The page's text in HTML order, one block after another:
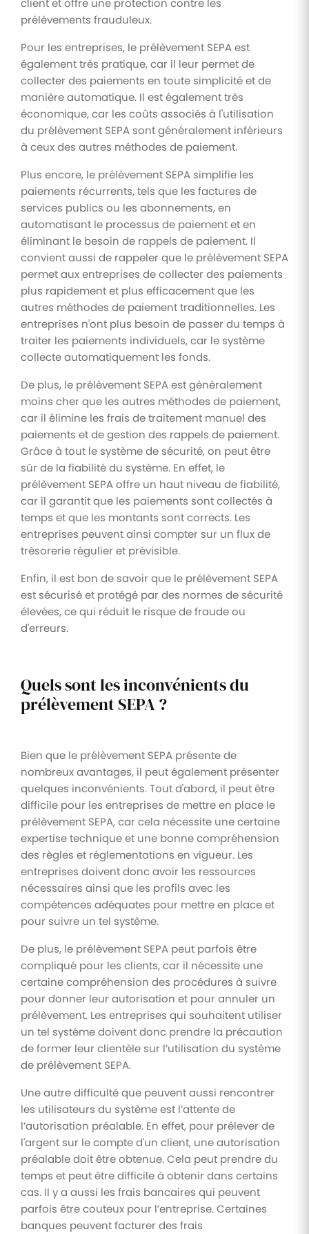
client et offre une protection contre les
prélèvements frauduleux.
Pour les entreprises, le prélèvement SEPA est
également très pratique, car il leur permet de
collecter des paiements en toute simplicité et de
manière automatique. Il est également très
économique, car les coûts associés à l'utilisation
du prélèvement SEPA sont généralement inférieurs
à ceux des autres méthodes de paiement.
Plus encore, le prélèvement SEPA simplifie les
paiements récurrents, tels que les factures de
services publics ou les abonnements, en
automatisant le processus de paiement et en
éliminant le besoin de rappels de paiement. Il
convient aussi de rappeler que le prélèvement SEPA
permet aux entreprises de collecter des paiements
plus rapidement et plus efficacement que les
autres méthodes de paiement traditionnelles. Les
entreprises n'ont plus besoin de passer du temps à
traiter les paiements individuels, car le système
collecte automatiquement les fonds.
De plus, le prélèvement SEPA est généralement
moins cher que les autres méthodes de paiement,
car il élimine les frais de traitement manuel des
paiements et de gestion des rappels de paiement.
Grâce à tout le système de sécurité, on peut être
sûr de la fiabilité du système. En effet, le
prélèvement SEPA offre un haut niveau de fiabilité,
car il garantit que les paiements sont collectés à
temps et que les montants sont corrects. Les
entreprises peuvent ainsi compter sur un flux de
trésorerie régulier et prévisible.
Enfin, il est bon de savoir que le prélèvement SEPA
est sécurisé et protégé par des normes de sécurité
élevées, ce qui réduit le risque de fraude ou
d'erreurs.
Quels sont les inconvénients du
prélèvement SEPA ?
Bien que le prélèvement SEPA présente de
nombreux avantages, il peut également présenter
quelques inconvénients. Tout d'abord, il peut être
difficile pour les entreprises de mettre en place le
prélèvement SEPA, car cela nécessite une certaine
expertise technique et une bonne compréhension
des règles et réglementations en vigueur. Les
entreprises doivent donc avoir les ressources
nécessaires ainsi que les profils avec les
compétences adéquates pour mettre en place et
pour suivre un tel système.
De plus, le prélèvement SEPA peut parfois être
compliqué pour les clients, car il nécessite une
certaine compréhension des procédures à suivre
pour donner leur autorisation et pour annuler un
prélèvement. Les entreprises qui souhaitent utiliser
un tel système doivent donc prendre la précaution
de former leur clientèle sur l’utilisation du système
de prélèvement SEPA.
Une autre difficulté que peuvent aussi rencontrer
les utilisateurs du système est l’attente de
l’autorisation préalable. En effet, pour prélever de
l'argent sur le compte d'un client, une autorisation
préalable doit être obtenue. Cela peut prendre du
temps et peut être difficile à obtenir dans certains
cas. Il y a aussi les frais bancaires qui peuvent
parfois être couteux pour l’entreprise. Certaines
banques peuvent facturer des frais